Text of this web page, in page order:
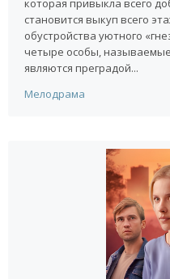
которая привыкла всего
становится выкуп всего
обустройства уютного
четыре особы,
являются преградой...
Мелодрама